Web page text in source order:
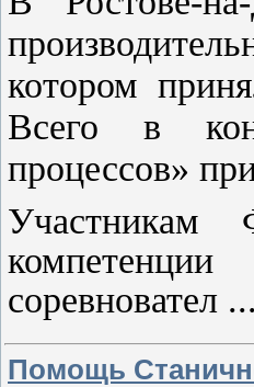
котором
Всего в
процессов»
Участникам
соревновател ...
Помощь